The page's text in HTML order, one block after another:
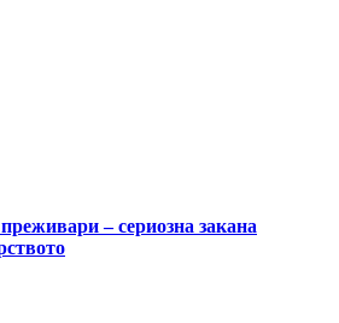
– сериозна закана